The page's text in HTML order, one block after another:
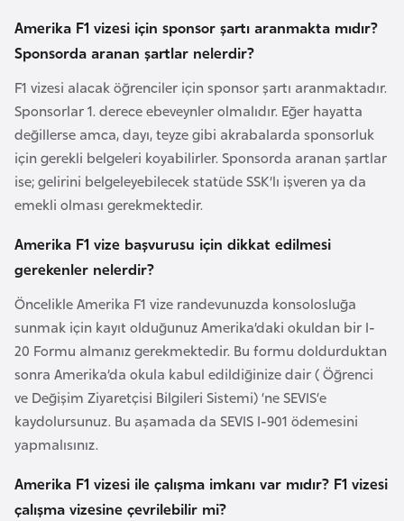
Amerika F1 vizesi için sponsor şartı aranmakta mıdır?
Sponsorda aranan şartlar nelerdir?
F1 vizesi alacak öğrenciler için sponsor şartı aranmaktadır.
Sponsorlar 1. derece ebeveynler olmalıdır. Eğer hayatta
değillerse amca, dayı, teyze gibi akrabalarda sponsorluk
için gerekli belgeleri koyabilirler. Sponsorda aranan şartlar
ise; gelirini belgeleyebilecek statüde SSK’lı işveren ya da
emekli olması gerekmektedir.
Amerika F1 vize başvurusu için dikkat edilmesi
gerekenler nelerdir?
Öncelikle Amerika F1 vize randevunuzda konsolosluğa
sunmak için kayıt olduğunuz Amerika’daki okuldan bir I-
20 Formu almanız gerekmektedir. Bu formu doldurduktan
sonra Amerika’da okula kabul edildiğinize dair ( Öğrenci
ve Değişim Ziyaretçisi Bilgileri Sistemi) ‘ne SEVIS‘e
kaydolursunuz. Bu aşamada da SEVIS I-901 ödemesini
yapmalısınız.
Amerika F1 vizesi ile çalışma imkanı var mıdır? F1 vizesi
çalışma vizesine çevrilebilir mi?
y
n
B
a
n
g
l
d
e
ş
B
e
l
a
r
s